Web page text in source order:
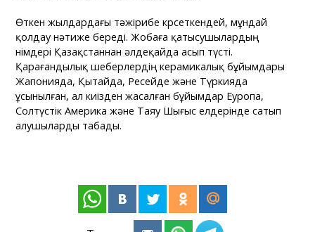
Өткен жылдардағы тәжірибе көрсеткендей, мұндай
қолдау нәтиже береді. Жобаға қатысушылардың
өнімдері Қазақстаннан әлдеқайда асып түсті.
Қарағандылық шеберлердің керамикалық бұйымдары
Жапонияда, Қытайда, Ресейде және Түркияда
ұсынылған, ал киізден жасалған бұйымдар Еуропа,
Солтүстік Америка және Таяу Шығыс елдерінде сатып
алушыларды табады.